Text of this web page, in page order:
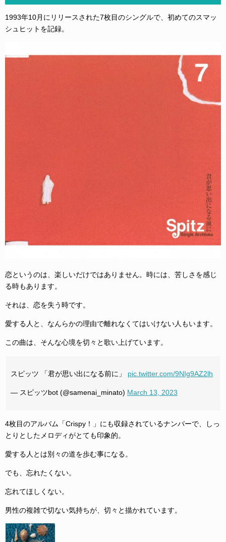
1993年10月にリリースされた7枚目のシングルで、初めてのスマッ
シュヒットを記録。
恋というのは、楽しいだけではありません。時には、苦しさを感じ
る時もあります。
それは、恋を失う時です。
愛する人と、なんらかの理由で離れなくてはいけない人もいます。
この曲は、そんな心境を切々と歌い上げています。
スピッツ 「君が思い出になる前に」 pic.twitter.com/9NIg9AZ2lh
— スピッツbot (@samenai_minato) March 13, 2023
4枚目のアルバム「Crispy！」にも収録されているナンバーで、しっ
とりとしたメロディがとても印象的。
愛する人とは別々の道を歩む事になる。
でも、忘れたくない。
忘れてほしくない。
男性の複雑で切ない気持ちが、切々と描かれています。